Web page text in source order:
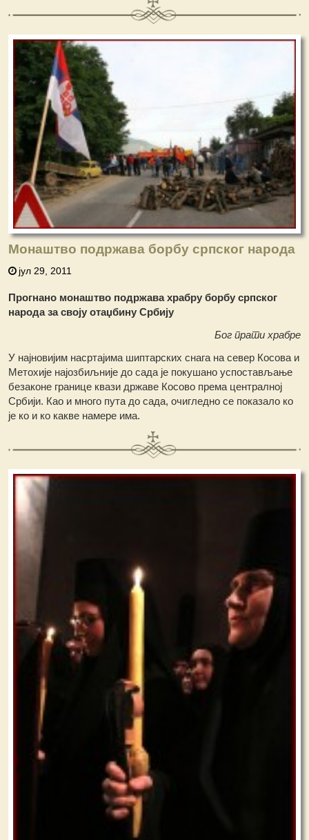
Монаштво подржава борбу српског народа
јул 29, 2011
Прогнано монаштво подржава храбру борбу српског
народа за своју отаџбину Србију
Бог прати храбре
У најновијим насртајима шиптарских снага на север Косова и
Метохије најозбиљније до сада је покушано успостављање
безаконе границе квази државе Косово према централној
Србији. Као и много пута до сада, очигледно се показало ко
је ко и ко какве намере има.